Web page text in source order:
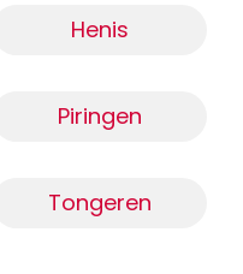
Henis
Piringen
Tongeren